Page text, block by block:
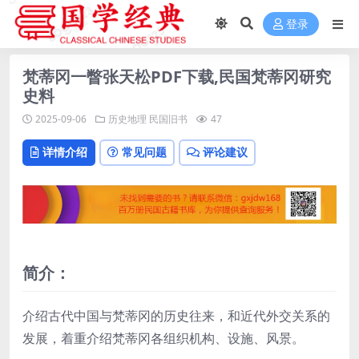
登录
梵蒂冈一瞥张天松PDF下载,民国梵蒂冈研究
史料
2025-09-06 历史地理 民国旧书 47
详情介绍 常见问题 评论建议
简介：
介绍古代中国与梵蒂冈的历史往来，和近代外交关系的
发展，着重介绍梵蒂冈各组织机构、设施、风景。